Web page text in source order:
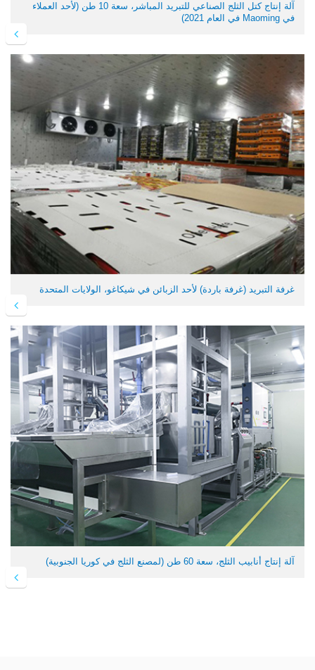
آلة إنتاج كتل الثلج الصناعي للتبريد المباشر، سعة 10 طن (لأحد العملاء
في Maoming في العام 2021)
غرفة التبريد (غرفة باردة) لأحد الزبائن في شيكاغو، الولايات المتحدة
آلة إنتاج أنابيب الثلج، سعة 60 طن (لمصنع الثلج في كوريا الجنوبية)